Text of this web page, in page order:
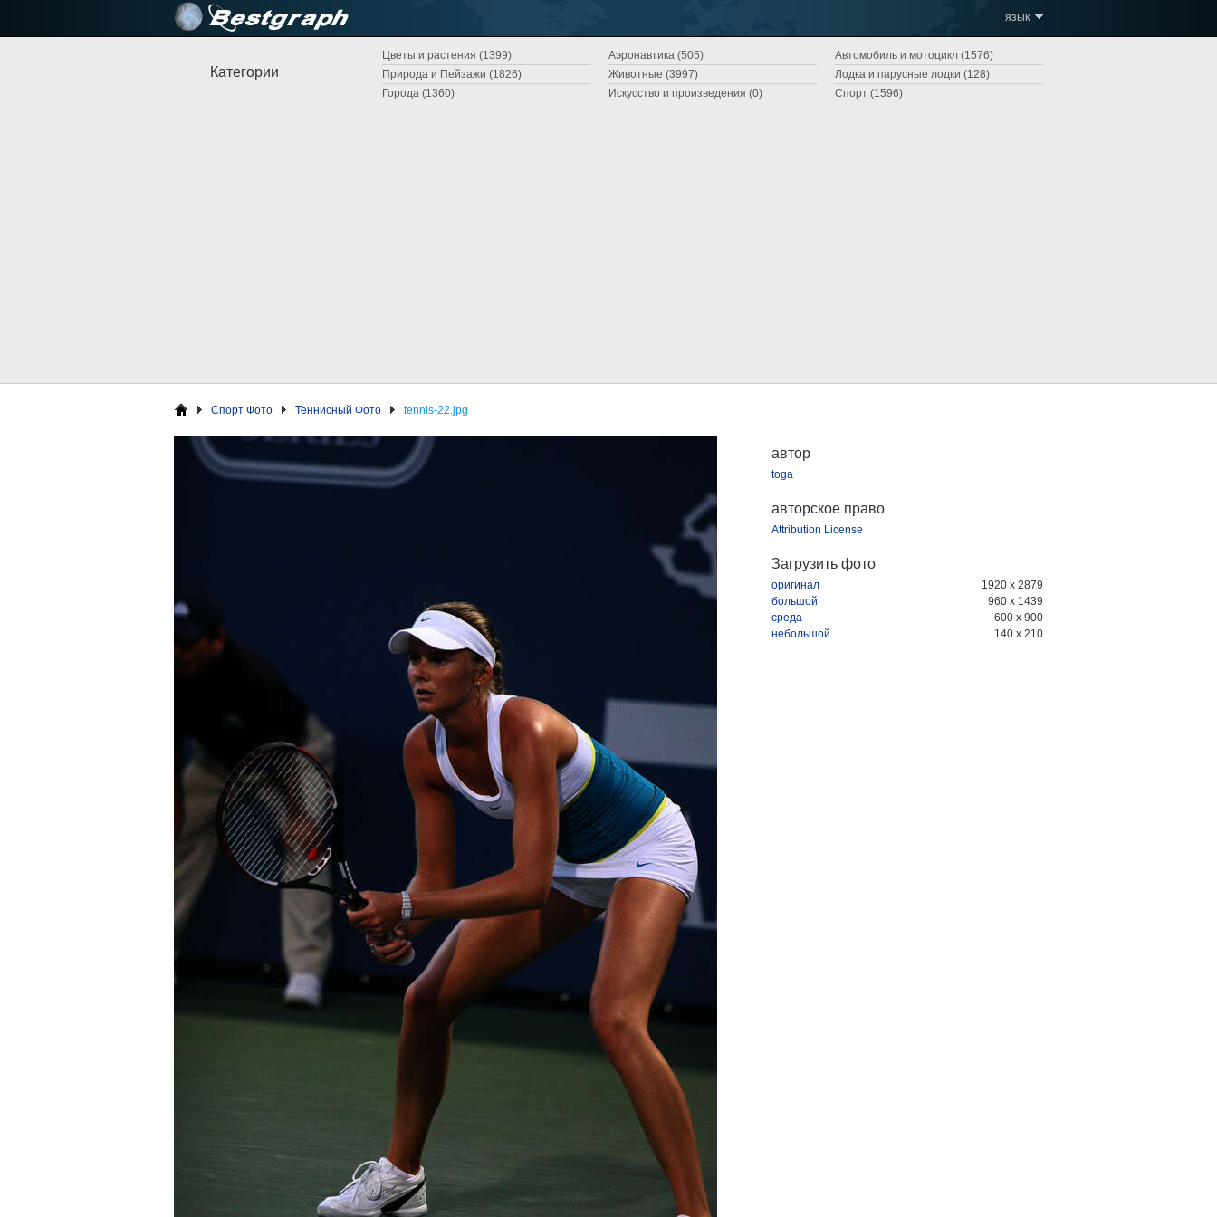
язык
Категории
Автомобиль и мотоцикл (1576)
Аэронавтика (505)
Цветы и растения (1399)
Лодка и парусные лодки (128)
Животные (3997)
Природа и Пейзажи (1826)
Спорт (1596)
Искусство и произведения (0)
Города (1360)
Спорт Фото Теннисный Фото tennis-22.jpg
автор
toga
авторское право
Attribution License
Загрузить фото
оригинал
1920 x 2879
большой
960 x 1439
среда
600 x 900
небольшой
140 x 210